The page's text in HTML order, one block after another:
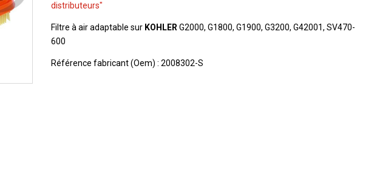
distributeurs"
Filtre à air adaptable sur KOHLER G2000, G1800, G1900, G3200, G42001, SV470-
600
Référence fabricant (Oem) : 2008302-S